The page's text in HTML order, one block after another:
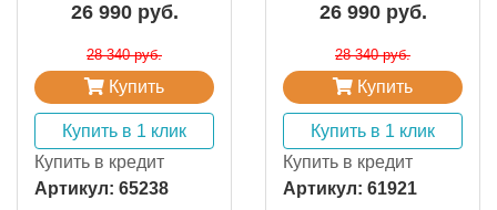
26 990 руб.
28 340 руб.
Купить
Купить в 1 клик
Купить в кредит
Артикул: 65238
26 990 руб.
28 340 руб.
Купить
Купить в 1 клик
Купить в кредит
Артикул: 61921